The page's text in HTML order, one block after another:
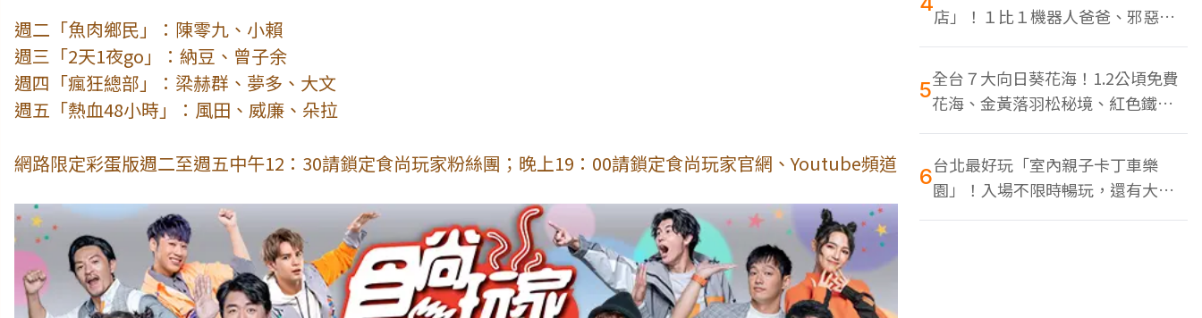
週二「魚肉鄉民」：陳零九、小賴
週三「2天1夜go」：納豆、曾子余
週四「瘋狂總部」：梁赫群、夢多、大文
週五「熱血48小時」：風田、威廉、朵拉
網路限定彩蛋版週二至週五中午12：30請鎖定食尚玩家粉絲團；晚上19：00請鎖定食尚玩家官網、Youtube頻道
店」！１比１機器人爸爸、邪惡正
男，百款周邊買翻
5全台７大向日葵花海！1.2公頃免費
花海、金黃落羽松秘境、紅色鐵橋
同框
6台北最好玩「室內親子卡丁車樂
園」！入場不限時暢玩，還有大螢
幕Switch遊戲區